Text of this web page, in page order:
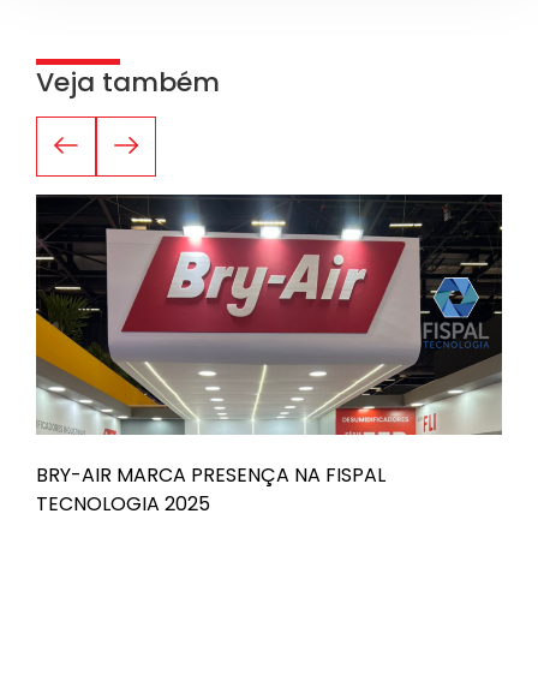
Veja também
BRY-AIR MARCA PRESENÇA NA FISPAL
TECNOLOGIA 2025